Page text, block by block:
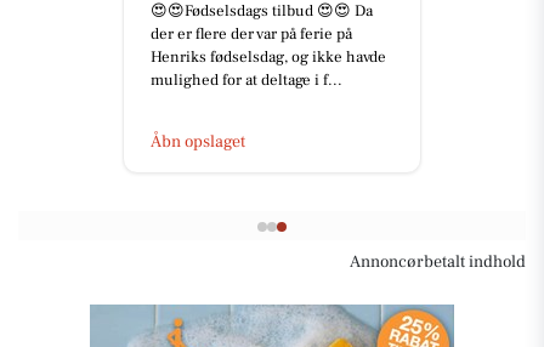
😍😍Fødselsdags tilbud 😍😍 Da
der er flere der var på ferie på
Henriks fødselsdag, og ikke havde
mulighed for at deltage i f...
Åbn opslaget
Annoncørbetalt indhold